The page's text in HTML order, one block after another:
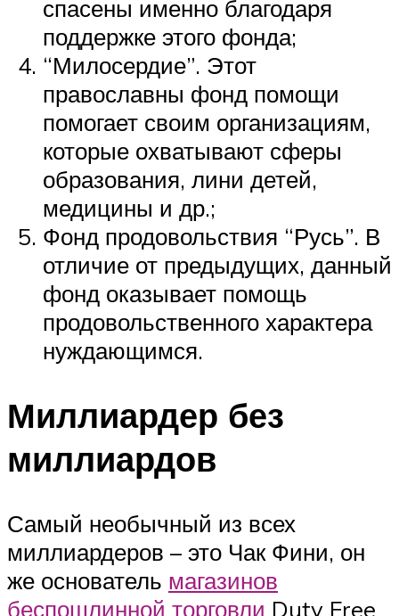
спасены именно благодаря
поддержке этого фонда;
“Милосердие”. Этот
православны фонд помощи
помогает своим организациям,
которые охватывают сферы
образования, лини детей,
медицины и др.;
Фонд продовольствия “Русь”. В
отличие от предыдущих, данный
фонд оказывает помощь
продовольственного характера
нуждающимся.
Миллиардер без
миллиардов
Самый необычный из всех
миллиардеров – это Чак Фини, он
же основатель магазинов
беспошлинной торговли Duty Free